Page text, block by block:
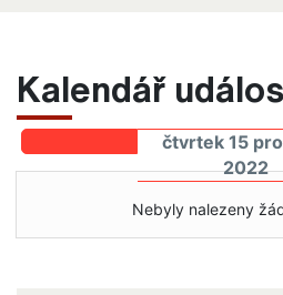
Kalendář
čtvrtek 15
2022
Nebyly nalezeny